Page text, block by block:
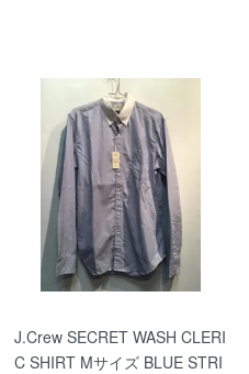
J.Crew SECRET WASH CLERI
C SHIRT Mサイズ BLUE STRI